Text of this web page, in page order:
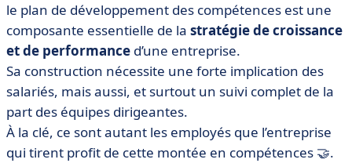
le plan de développement des compétences est une
composante essentielle de la stratégie de croissance
et de performance d’une entreprise.
Sa construction nécessite une forte implication des
salariés, mais aussi, et surtout un suivi complet de la
part des équipes dirigeantes.
À la clé, ce sont autant les employés que l’entreprise
qui tirent profit de cette montée en compétences 🤝.